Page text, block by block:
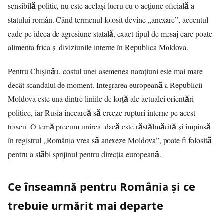
sensibilă politic, nu este același lucru cu o acțiune oficială a
statului român. Când termenul folosit devine „anexare”, accentul
cade pe ideea de agresiune statală, exact tipul de mesaj care poate
alimenta frica și diviziunile interne în Republica Moldova.
Pentru Chișinău, costul unei asemenea narațiuni este mai mare
decât scandalul de moment. Integrarea europeană a Republicii
Moldova este una dintre liniile de forță ale actualei orientări
politice, iar Rusia încearcă să creeze rupturi interne pe acest
traseu. O temă precum unirea, dacă este răstălmăcită și împinsă
în registrul „România vrea să anexeze Moldova”, poate fi folosită
pentru a slăbi sprijinul pentru direcția europeană.
Ce înseamnă pentru România și ce
trebuie urmărit mai departe